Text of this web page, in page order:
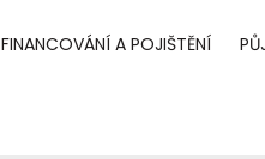
FINANCOVÁNÍ A POJIŠTĚNÍ